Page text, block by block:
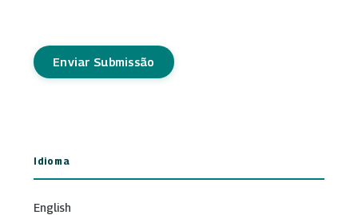
Enviar Submissão
Idioma
English